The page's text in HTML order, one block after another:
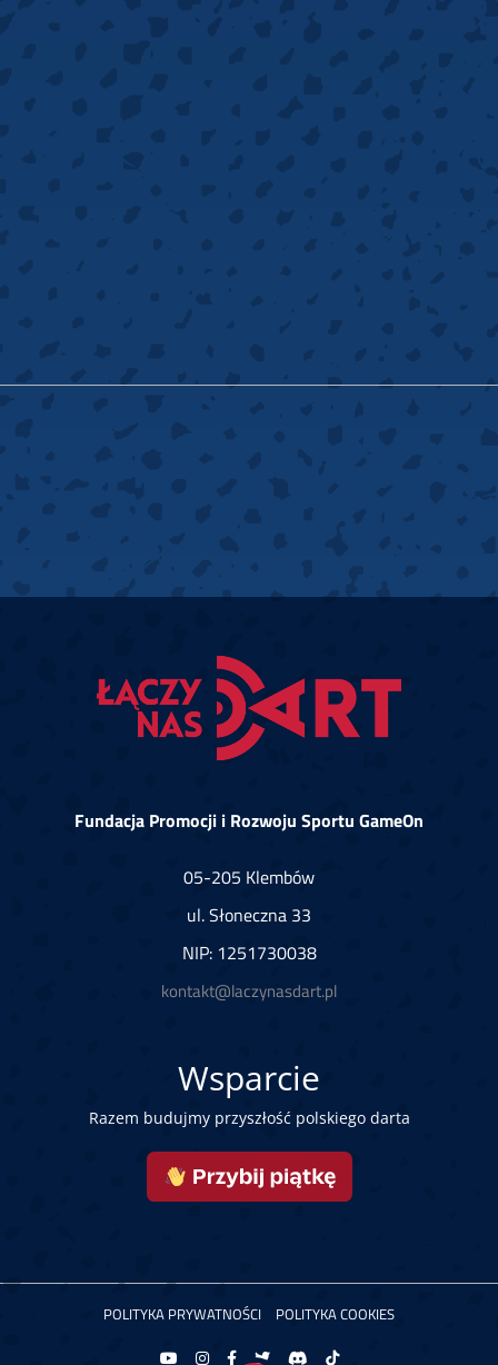
Fundacja Promocji i Rozwoju Sportu GameOn
05-205 Klembów
ul. Słoneczna 33
NIP: 1251730038
kontakt@laczynasdart.pl
Wsparcie
Razem budujmy przyszłość polskiego darta
POLITYKA PRYWATNOŚCI POLITYKA COOKIES